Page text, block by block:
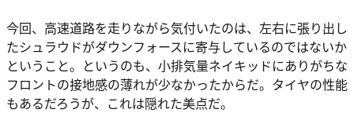
今回、高速道路を走りながら気付いたのは、左右に張り出し
たシュラウドがダウンフォースに寄与しているのではないか
ということ。というのも、小排気量ネイキッドにありがちな
フロントの接地感の薄れが少なかったからだ。タイヤの性能
もあるだろうが、これは隠れた美点だ。